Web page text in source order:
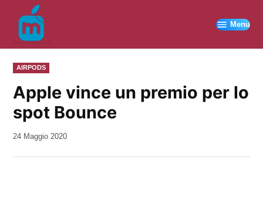
contenuto
Menu
PUBBLICATO
IN
AIRPODS
Apple vince un premio per lo
spot Bounce
da
24 Maggio 2020